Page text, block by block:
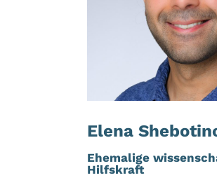
Elena
Ehemalige
Hilfskraft